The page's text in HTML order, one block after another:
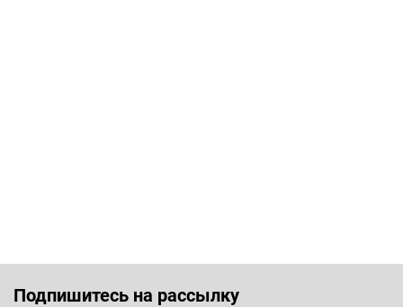
Подпишитесь на рассылку